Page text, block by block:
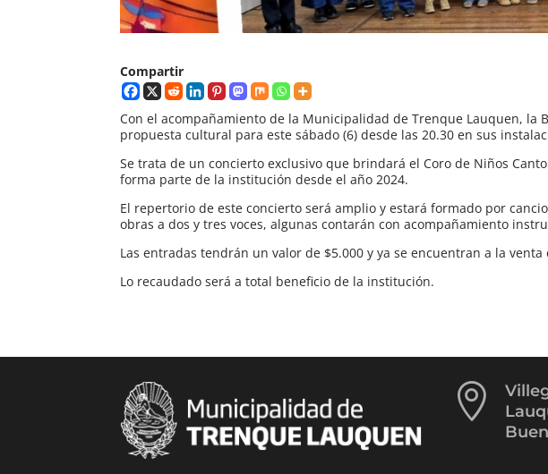
Compartir
Con el acompañamiento de la Municipalidad de Trenque Lauquen, la
propuesta cultural para este sábado (6) desde las 20.30 en sus
Se trata de un concierto exclusivo que brindará el Coro de Niños
forma parte de la institución desde el año 2024.
El repertorio de este concierto será amplio y estará formado por
obras a dos y tres voces, algunas contarán con acompañamiento
Las entradas tendrán un valor de $5.000 y ya se encuentran a la
Lo recaudado será a total beneficio de la institución.
